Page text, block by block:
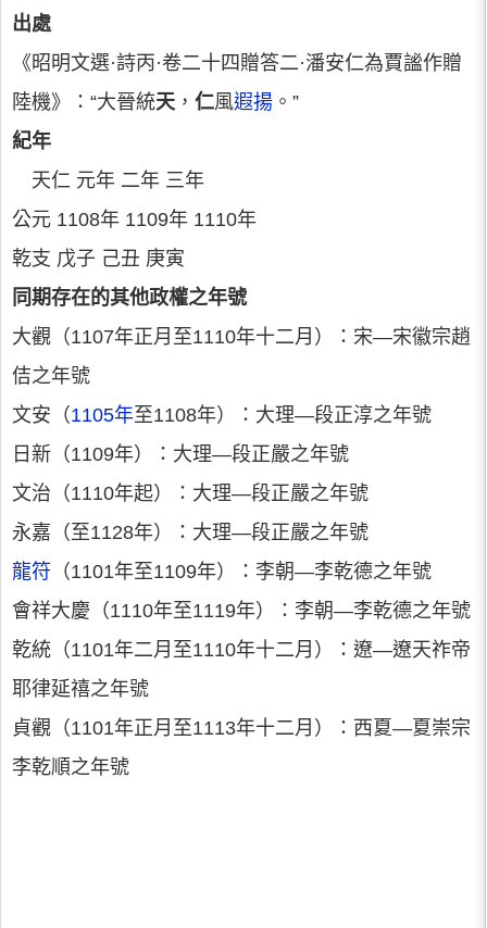
出處
《昭明文選·詩丙·卷二十四贈答二·潘安仁為賈謐作贈
陸機》：“大晉統天 ， 仁風遐揚 。”
紀年
天仁 元年 二年 三年
公元 1108年 1109年 1110年
乾支 戊子 己丑 庚寅
同期存在的其他政權之年號
大觀（1107年正月至1110年十二月）：宋—宋徽宗趙
佶之年號
文安（1105年至1108年）：大理—段正淳之年號
日新（1109年）：大理—段正嚴之年號
文治（1110年起）：大理—段正嚴之年號
永嘉（至1128年）：大理—段正嚴之年號
龍符 （1101年至1109年）：李朝—李乾德之年號
會祥大慶（1110年至1119年）：李朝—李乾德之年號
乾統（1101年二月至1110年十二月）：遼—遼天祚帝
耶律延禧之年號
貞觀（1101年正月至1113年十二月）：西夏—夏崇宗
李乾順之年號